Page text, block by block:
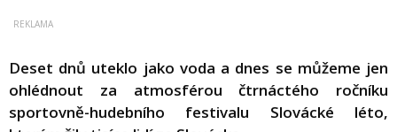
Deset dnů uteklo jako voda a dnes se můžeme jen
ohlédnout za atmosférou čtrnáctého ročníku
sportovně-hudebního festivalu Slovácké léto,